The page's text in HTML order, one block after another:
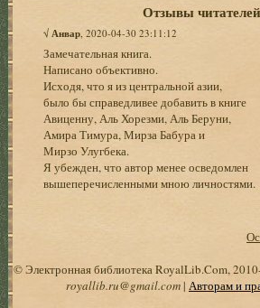
Отзывы читателей
√ Анвар , 2020-04-30 23:11:12
Замечательная книга.
Написано объективно.
Исходя, что я из центральной азии,
было бы справедливее добавить в книге
Авиценну, Аль Хорезми, Аль Беруни,
Амира Тимура, Мирза Бабура и
Мирзо Улугбека.
Я убежден, что автор менее осведомлен
вышеперечисленными мною личностями.
© Электронная библиотека RoyalLib.Com,
royallib.ru@gmail.com| Авторам и